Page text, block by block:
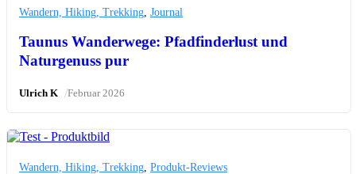
Wandern, Hiking, Trekking Journal
Taunus Wanderwege: Pfadfinderlust und
Naturgenuss pur
Ulrich K /Februar 2026
Wandern, Hiking, Trekking Produkt-Reviews